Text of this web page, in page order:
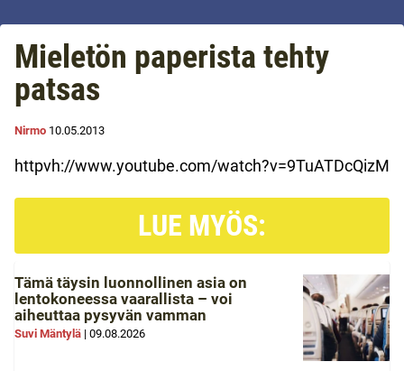
Mieletön paperista tehty
patsas
Nirmo 10.05.2013
httpvh://www.youtube.com/watch?v=9TuATDcQizM
LUE MYÖS:
Tämä täysin luonnollinen asia on
lentokoneessa vaarallista – voi
aiheuttaa pysyvän vamman
Suvi Mäntylä | 09.08.2026